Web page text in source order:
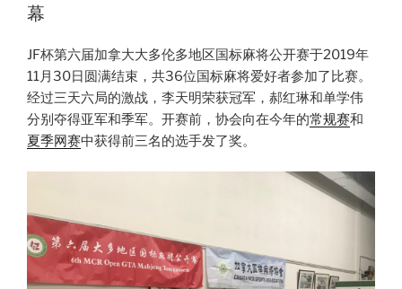
幕
JF杯第六届加拿大大多伦多地区国标麻将公开赛于2019年
11月30日圆满结束，共36位国标麻将爱好者参加了比赛。
经过三天六局的激战，李天明荣获冠军，郝红琳和单学伟
分别夺得亚军和季军。开赛前，协会向在今年的常规赛和
夏季网赛中获得前三名的选手发了奖。